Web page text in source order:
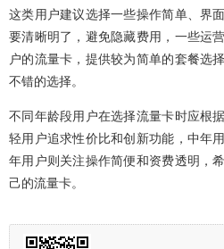
这类用户建议选择一些操作简单、界
要清晰明了，避免隐藏费用，一些运
户的流量卡，提供较为简单的套餐选
不错的选择。
不同年龄段用户在选择流量卡时应根
轻用户追求性价比和创新功能，中年
年用户则关注操作简便和资费透明，
己的流量卡。